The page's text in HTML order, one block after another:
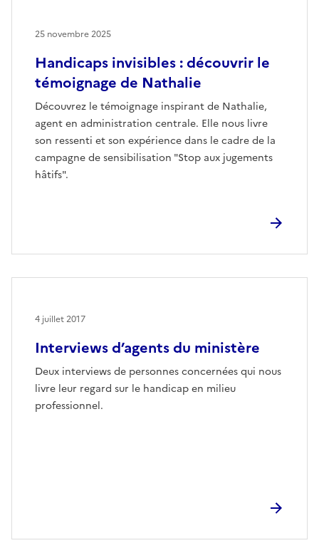
Handicaps invisibles : découvrir le
témoignage de Nathalie
Découvrez le témoignage inspirant de Nathalie,
agent en administration centrale. Elle nous livre
son ressenti et son expérience dans le cadre de la
campagne de sensibilisation "Stop aux jugements
hâtifs".
25 novembre 2025
Interviews d’agents du ministère
Deux interviews de personnes concernées qui nous
livre leur regard sur le handicap en milieu
professionnel.
4 juillet 2017